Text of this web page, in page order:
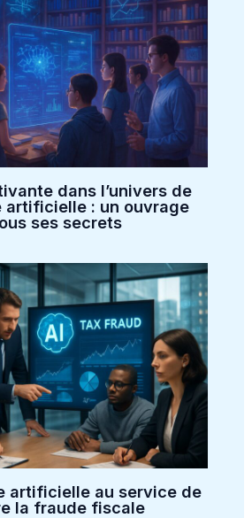
dans l’univers de
artificielle : un ouvrage
ses secrets
artificielle au service de
la fraude fiscale